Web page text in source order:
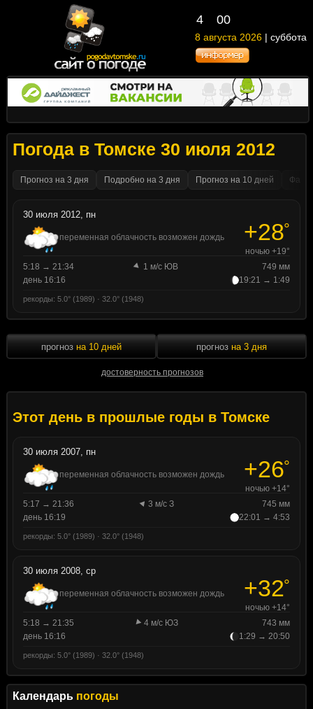
4 00
8 августа 2026 | суббота
Погода в Томске 30 июля 2012
Прогноз на 3 дня Подробно на 3 дня Прогноз на 10 дней
30 июля 2012, пн
переменная облачность возможен дождь +28°
ночью +19°
5:18 → 21:34
1 м/с ЮВ
749 мм
день 16:16
19:21 → 1:49
рекорды: 5.0° (1989) · 32.0° (1948)
прогноз на 10 дней
достоверность прогнозов
прогноз на 3 дня
Этот день в прошлые годы в Томске
30 июля 2007, пн
переменная облачность возможен дождь +26°
ночью +14°
5:17 → 21:36
3 м/с З
745 мм
день 16:19
22:01 → 4:53
рекорды: 5.0° (1989) · 32.0° (1948)
30 июля 2008, ср
переменная облачность возможен дождь +32°
ночью +14°
5:18 → 21:35
4 м/с ЮЗ
743 мм
день 16:16
1:29 → 20:50
рекорды: 5.0° (1989) · 32.0° (1948)
Календарь погоды